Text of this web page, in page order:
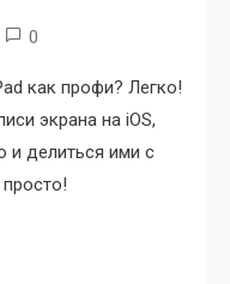
0
как профи? Легко!
экрана на iOS,
и делиться ими с